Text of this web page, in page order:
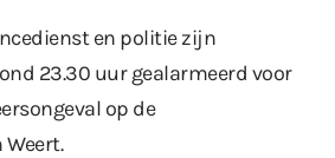
en politie zijn
23.30 uur gealarmeerd voor
op de